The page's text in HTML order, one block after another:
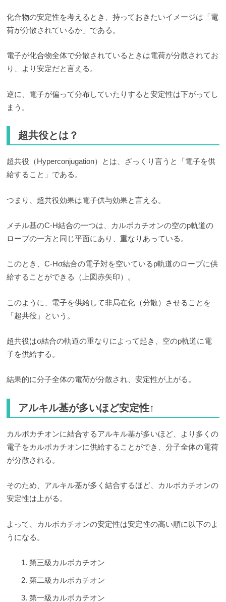
化合物の安定性を考えるとき、持っておきたいイメージは「電
荷が分散されているか」である。
電子が化合物全体で分散されているときは電荷が分散されてお
り、より安定だと言える。
逆に、電子が偏って分布していたりすると安定性は下がってし
まう。
超共役とは？
超共役（Hyperconjugation）とは、ざっくり言うと「電子を供
給すること」である。
つまり、超共役効果は電子供与効果と言える。
メチル基のC-H結合の一つは、カルボカチオンの空のp軌道の
ローブの一方と同じ平面にあり、重なりあっている。
このとき、C-Hσ結合の電子対を空いているp軌道のローブに供
給することができる（上図赤矢印）。
このように、電子を供給して非局在化（分散）させることを
「超共役」という。
超共役はσ結合の軌道の重なりによって起き、空のp軌道に電
子を供給する。
結果的に分子全体の電荷が分散され、安定性が上がる。
アルキル基が多いほど安定性↑
カルボカチオンに結合するアルキル基が多いほど、より多くの
電子をカルボカチオンに供給することができ、分子全体の電荷
が分散される。
そのため、アルキル基が多く結合するほど、カルボカチオンの
安定性は上がる。
よって、カルボカチオンの安定性は安定性の高い順に以下のよ
うになる。
第三級カルボカチオン
第二級カルボカチオン
第一級カルボカチオン